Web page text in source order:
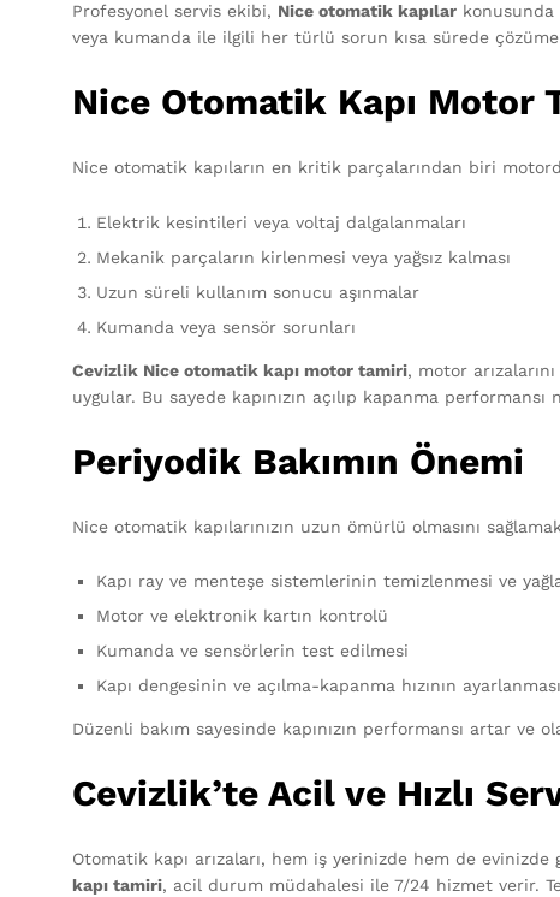
Profesyonel servis ekibi, Nice otomatik kapılar konusunda
veya kumanda ile ilgili her türlü sorun kısa sürede
Nice Otomatik Kapı Motor
Nice otomatik kapıların en kritik parçalarından biri
Elektrik kesintileri veya voltaj dalgalanmaları
Mekanik parçaların kirlenmesi veya yağsız kalması
Uzun süreli kullanım sonucu aşınmalar
Kumanda veya sensör sorunları
Cevizlik Nice otomatik kapı motor tamiri, motor
uygular. Bu sayede kapınızın açılıp kapanma
Periyodik Bakımın Önemi
Nice otomatik kapılarınızın uzun ömürlü olmasını
Kapı ray ve menteşe sistemlerinin temizlenmesi ve
Motor ve elektronik kartın kontrolü
Kumanda ve sensörlerin test edilmesi
Kapı dengesinin ve açılma-kapanma hızının ayarlanması
Düzenli bakım sayesinde kapınızın performansı artar ve
Cevizlik’te Acil ve Hızlı
Otomatik kapı arızaları, hem iş yerinizde hem de
kapı tamiri, acil durum müdahalesi ile 7/24 hizmet verir.